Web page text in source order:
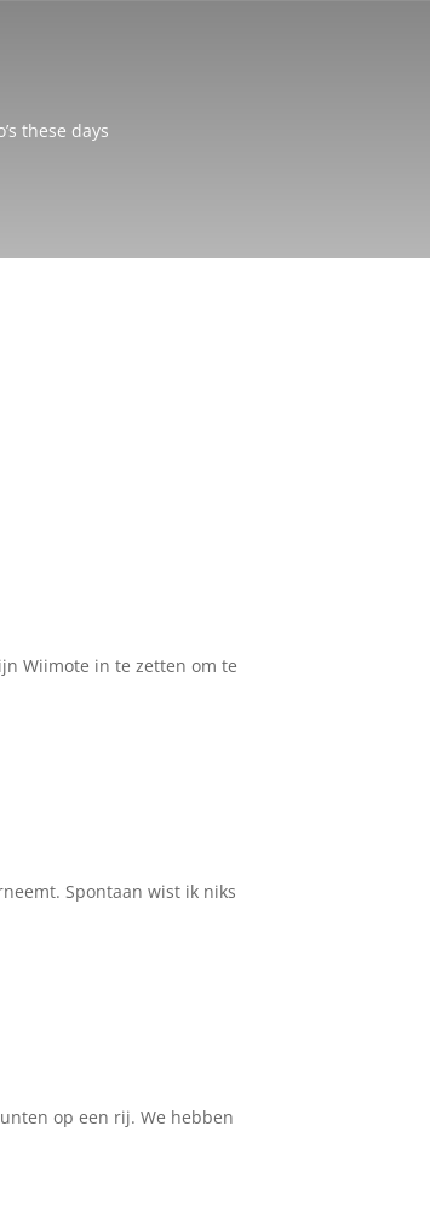
these days
Wiimote in te zetten om te
Spontaan wist ik niks
op een rij. We hebben